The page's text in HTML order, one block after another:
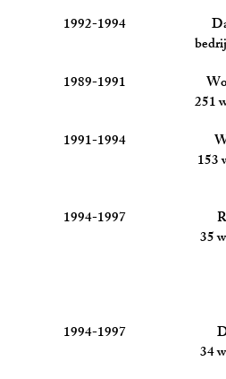
1992-1994
bedrijfsruimte
1989-1991
251 woningen
1991-1994
153 woningen
1994-1997 Roode
35 woningen
1994-1997 De
34 woningen